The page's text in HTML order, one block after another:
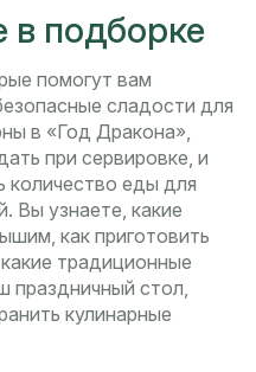
в подборке
помогут вам
сладости для
в «Год Дракона»,
при сервировке, и
количество еды для
Вы узнаете, какие
как приготовить
традиционные
праздничный стол,
кулинарные